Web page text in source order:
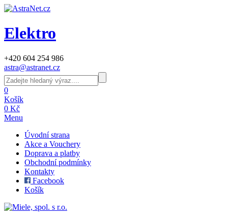
Elektro
+420 604 254 986
astra@astranet.cz
0
Košík
0 Kč
Menu
Úvodní strana
Akce a Vouchery
Doprava a platby
Obchodní podmínky
Kontakty
Facebook
Košík